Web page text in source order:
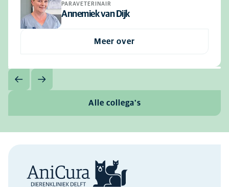
PARAVETERINAIR
Annemiek van Dijk
Meer over
Alle collega's